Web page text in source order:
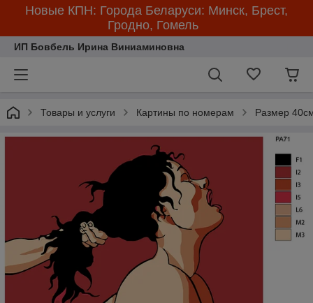
Новые КПН: Города Беларуси: Минск, Брест,
Гродно, Гомель
ИП Бовбель Ирина Виниаминовна
Товары и услуги Картины по номерам Размер